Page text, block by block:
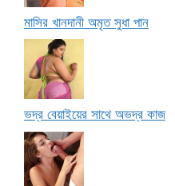
মাসির খানদানী অমৃত সুধা পান
ভদ্র বেয়াইয়ের সাথে অভদ্র কাজ